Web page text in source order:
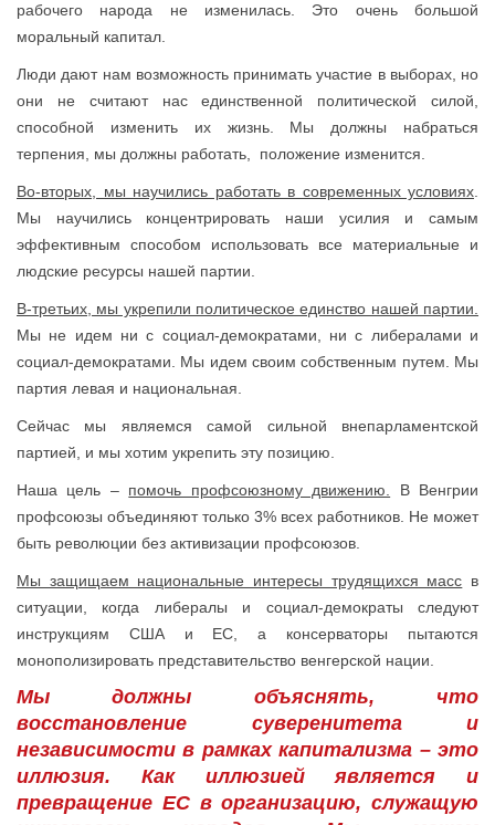
рабочего народа не изменилась. Это очень большой
моральный капитал.
Люди дают нам возможность принимать участие в выборах, но
они не считают нас единственной политической силой,
способной изменить их жизнь. Мы должны набраться
терпения, мы должны работать, положение изменится.
Во-вторых, мы научились работать в современных условиях
Мы научились концентрировать наши усилия и самым
эффективным способом использовать все материальные и
людские ресурсы нашей партии.
В-третьих, мы укрепили политическое единство нашей партии.
Мы не идем ни с социал-демократами, ни с либералами и
социал-демократами. Мы идем своим собственным путем. Мы
партия левая и национальная.
Сейчас мы являемся самой сильной внепарламентской
партией, и мы хотим укрепить эту позицию.
Наша цель – помочь профсоюзному движению.
В Венгрии
профсоюзы объединяют только 3% всех работников. Не может
быть революции без активизации профсоюзов.
Мы защищаем национальные интересы трудящихся масс в
ситуации, когда либералы и социал-демократы следуют
инструкциям США и ЕС, а консерваторы пытаются
монополизировать представительство венгерской нации.
Мы должны объяснять, что
восстановление суверенитета и
независимости в рамках капитализма – это
иллюзия. Как иллюзией является и
превращение ЕС в организацию, служащую